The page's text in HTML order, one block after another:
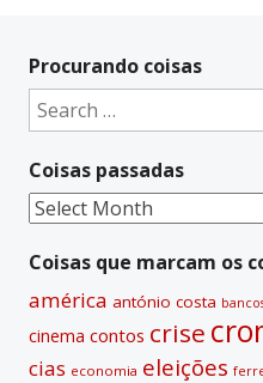
t
e
a
t
i
v
Procurando coisas
Search
for:
Coisas passadas
Coisas
Coisas que marcam os
américa antónio costa
cinema contos crise
cias economia eleições